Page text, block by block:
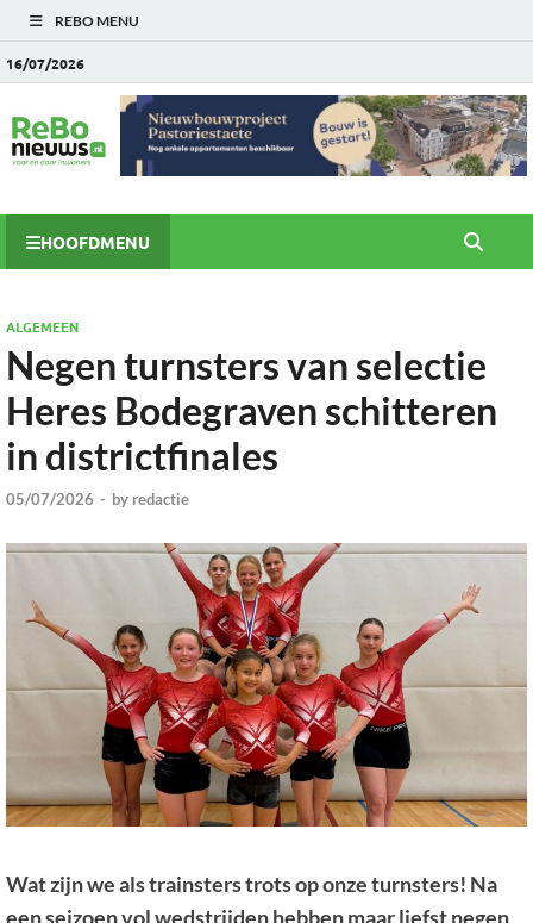
REBO MENU
16/07/2026
HOOFDMENU
ALGEMEEN
Negen turnsters van selectie
Heres Bodegraven schitteren
in districtfinales
05/07/2026 - by redactie
Wat zijn we als trainsters trots op onze turnsters! Na
een seizoen vol wedstrijden hebben maar liefst negen